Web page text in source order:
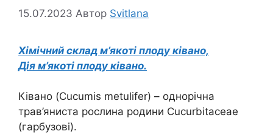
15.07.2023 Автор Svitlana
Хімічний склад м’якоті плоду ківано,
Дія м’якоті плоду ківано.
Ківано (Cucumis metulifer) – однорічна
трав’яниста рослина родини Cucurbitaceae
(гарбузові).